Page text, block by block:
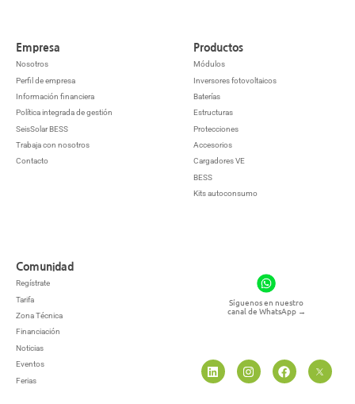
Empresa
Nosotros
Perfil de empresa
Información financiera
Política integrada de gestión
SeisSolar BESS
Trabaja con nosotros
Contacto
Productos
Módulos
Inversores fotovoltaicos
Baterías
Estructuras
Protecciones
Accesorios
Cargadores VE
BESS
Kits autoconsumo
Comunidad
Regístrate
Tarifa
Zona Técnica
Financiación
Noticias
Eventos
Ferias
Síguenos en nuestro
canal de WhatsApp →